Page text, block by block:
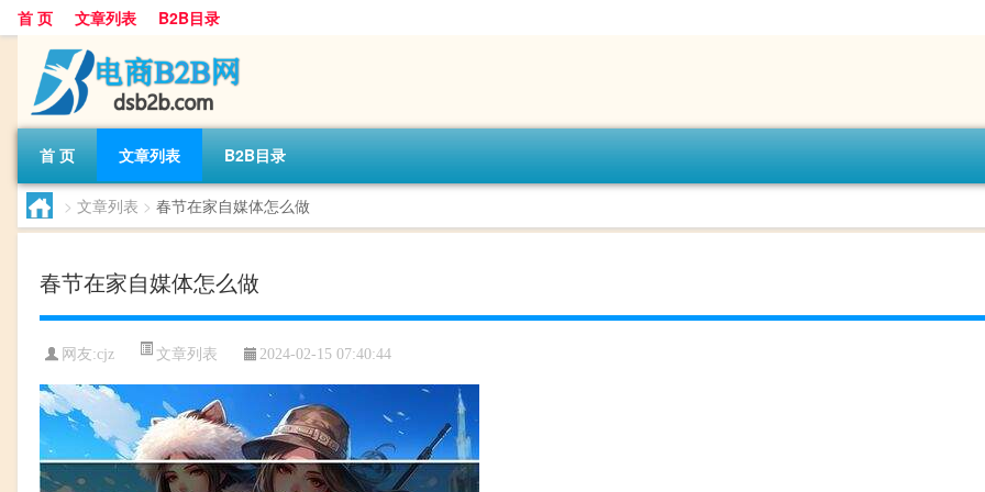
首 页 文章列表 B2B目录
首 页 文章列表 B2B目录
> 文章列表 > 春节在家自媒体怎么做
春节在家自媒体怎么做
网友:cjz 文章列表 2024-02-15 07:40:44